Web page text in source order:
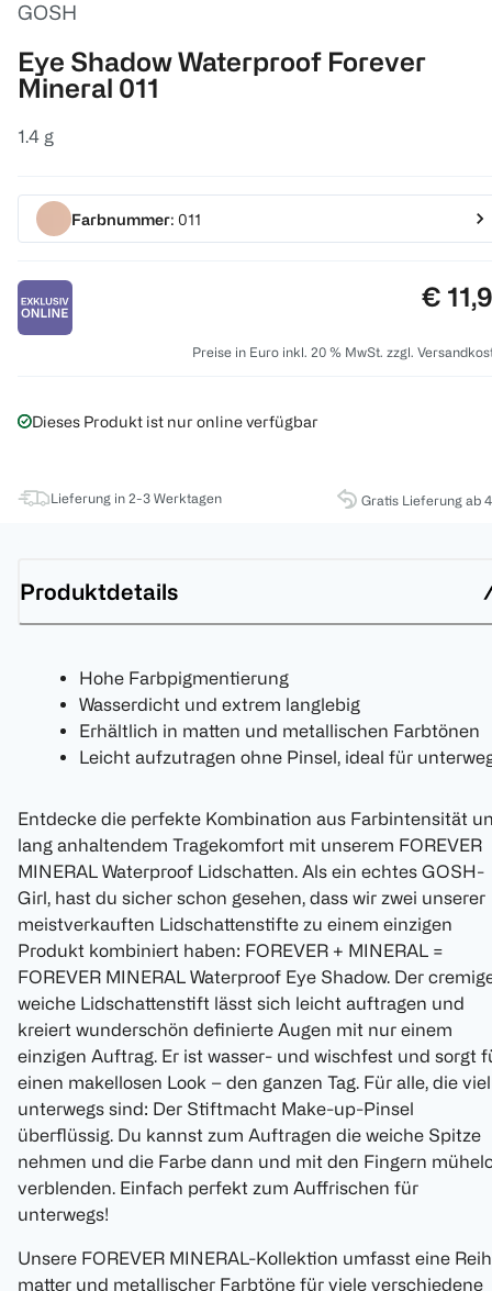
GOSH
Eye Shadow Waterproof Forever
Mineral 011
1.4 g
Farbnummer: 011
Preis:
€
Preise in Euro inkl. 20 % MwSt. zzgl.
Dieses Produkt ist nur online verfügbar
Lieferung in 2-3 Werktagen Gratis Lieferung ab
Produktdetails
Hohe Farbpigmentierung
Wasserdicht und extrem langlebig
Erhältlich in matten und metallischen Farbtönen
Leicht aufzutragen ohne Pinsel, ideal für
Entdecke die perfekte Kombination aus Farbintensität
lang anhaltendem Tragekomfort mit unserem FOREVER
MINERAL Waterproof Lidschatten. Als ein echtes GOSH-
Girl, hast du sicher schon gesehen, dass wir zwei unserer
meistverkauften Lidschattenstifte zu einem einzigen
Produkt kombiniert haben: FOREVER + MINERAL =
FOREVER MINERAL Waterproof Eye Shadow. Der
weiche Lidschattenstift lässt sich leicht auftragen und
kreiert wunderschön definierte Augen mit nur einem
einzigen Auftrag. Er ist wasser- und wischfest und sorgt
einen makellosen Look – den ganzen Tag. Für alle, die viel
unterwegs sind: Der Stiftmacht Make-up-Pinsel
überflüssig. Du kannst zum Auftragen die weiche Spitze
nehmen und die Farbe dann und mit den Fingern
verblenden. Einfach perfekt zum Auffrischen für
unterwegs!
Unsere FOREVER MINERAL-Kollektion umfasst eine
matter und metallischer Farbtöne für viele verschiedene